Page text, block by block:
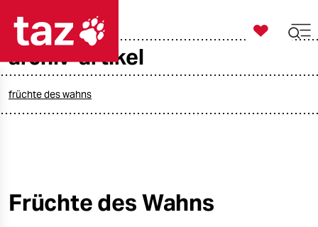
öko

taz zahl ich
archiv-artikel
früchte des wahns
Früchte des Wahns